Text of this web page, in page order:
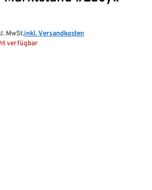
MwSt.inkl. Versandkosten
verfügbar